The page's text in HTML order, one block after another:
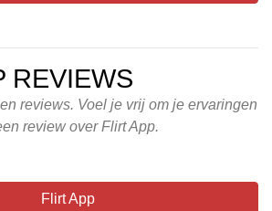
REVIEWS
reviews. Voel je vrij om je ervaringen
review over Flirt App.
Flirt App